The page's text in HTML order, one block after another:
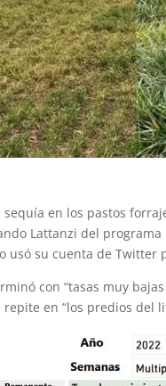
en los pastos
Lattanzi del
usó su cuenta de Twitter
con “tasas muy
en “los predios del